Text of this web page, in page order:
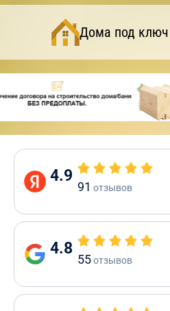
Дома под
4.9
91 отзывов
4.8
55отзывов